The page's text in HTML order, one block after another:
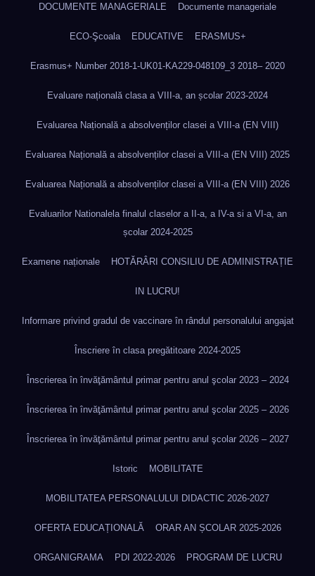
DOCUMENTE MANAGERIALE Documente manageriale
ECO-Şcoala EDUCATIVE ERASMUS+
Erasmus+ Number 2018-1-UK01-KA229-048109_3 2018– 2020
Evaluare națională clasa a VIII-a, an școlar 2023-2024
Evaluarea Națională a absolvenților clasei a VIII-a (EN VIII)
Evaluarea Națională a absolvenților clasei a VIII-a (EN VIII) 2025
Evaluarea Națională a absolvenților clasei a VIII-a (EN VIII) 2026
Evaluarilor Nationalela finalul claselor a II-a, a IV-a si a VI-a, an
școlar 2024-2025
Examene naționale HOTĂRÂRI CONSILIU DE ADMINISTRAȚIE
IN LUCRU!
Informare privind gradul de vaccinare în rândul personalului angajat
Înscriere în clasa pregătitoare 2024-2025
Înscrierea în învăţământul primar pentru anul şcolar 2023 – 2024
Înscrierea în învăţământul primar pentru anul şcolar 2025 – 2026
Înscrierea în învăţământul primar pentru anul şcolar 2026 – 2027
Istoric MOBILITATE
MOBILITATEA PERSONALULUI DIDACTIC 2026-2027
OFERTA EDUCAȚIONALĂ ORAR AN ȘCOLAR 2025-2026
ORGANIGRAMA PDI 2022-2026 PROGRAM DE LUCRU